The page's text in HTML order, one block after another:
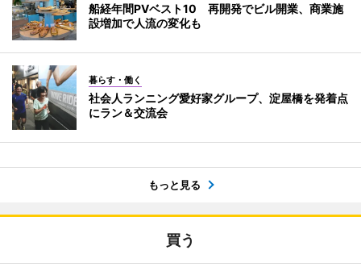
船経年間PVベスト10 再開発でビル開業、商業施
設増加で人流の変化も
暮らす・働く
社会人ランニング愛好家グループ、淀屋橋を発着点
にラン＆交流会
もっと見る
買う